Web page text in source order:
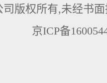
司版权所有,未经书
京ICP备